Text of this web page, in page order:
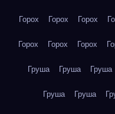
Горох Горох Горох
Горох Горох Горох
Груша Груша Груша
Груша Груша